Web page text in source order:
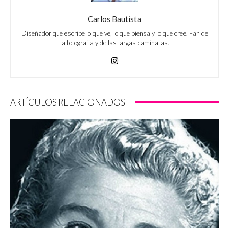
Carlos Bautista
Diseñador que escribe lo que ve, lo que piensa y lo que cree. Fan de
la fotografía y de las largas caminatas.
ARTÍCULOS RELACIONADOS